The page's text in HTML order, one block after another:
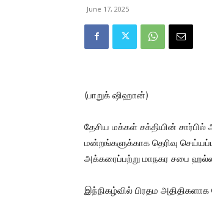
June 17, 2025
(பாறுக் ஷிஹான்)
தேசிய மக்கள் சக்தியின்
மன்றங்களுக்காக தெரிவு
அக்கரைப்பற்று மாநகர சபை
இந்நிகழ்வில் பிரதம